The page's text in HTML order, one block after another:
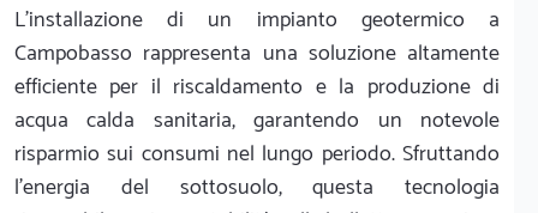
L'installazione di un impianto geotermico a
Campobasso rappresenta una soluzione altamente
efficiente per il riscaldamento e la produzione di
acqua calda sanitaria, garantendo un notevole
risparmio sui consumi nel lungo periodo. Sfruttando
l'energia del sottosuolo, questa tecnologia